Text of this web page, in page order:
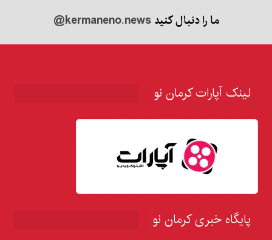
ما را دنبال کنید@kermaneno.news
لینک آپارات کرمان نو
پایگاه خبری کرمان نو